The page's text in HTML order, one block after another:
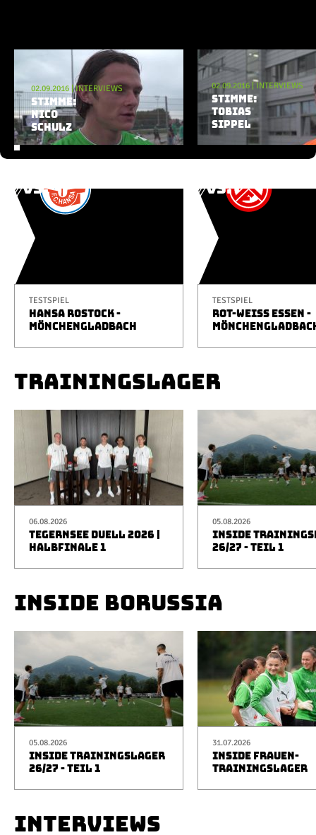
Inside
News
Interviews
Pressekonferenzen
Rund um Borussia
Buntes
Historie
Aktuelle Playlist
02.09.2016 |INTERVIEWS
STIMME:
NICO
SCHULZ
02.09.2016 INTERVIEWS
STIMME:
TOBIAS
SIPPEL
TESTSPIEL
HANSA ROSTOCK -
MÖNCHENGLADBACH
TESTSPIEL
ROT-WEISS ESSEN -
TRAININGSLAGER
06.08.2026
TEGERNSEE DUELL 2026 |
HALBFINALE 1
05.08.2026
INSIDE
26/27 - TEIL 1
INSIDE BORUSSIA
05.08.2026
INSIDE TRAININGSLAGER
26/27 - TEIL 1
31.07.2026
INSIDE FRAUEN-
TRAININGSLAGER
INTERVIEWS